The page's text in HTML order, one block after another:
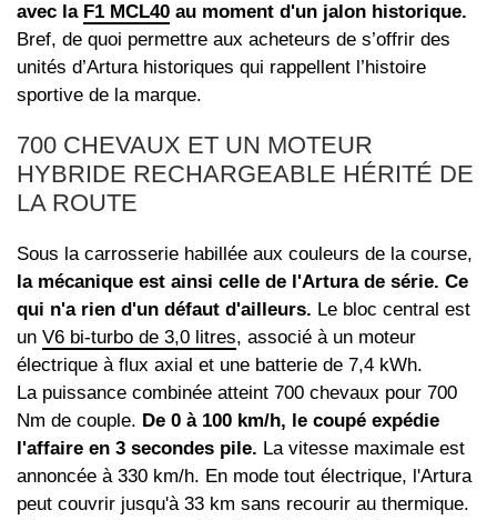
avec la F1 MCL40 au moment d'un jalon historique.
Bref, de quoi permettre aux acheteurs de s’offrir des
unités d’Artura historiques qui rappellent l’histoire
sportive de la marque.
700 CHEVAUX ET UN MOTEUR
HYBRIDE RECHARGEABLE HÉRITÉ DE
LA ROUTE
Sous la carrosserie habillée aux couleurs de la course,
la mécanique est ainsi celle de l'Artura de série. Ce
qui n'a rien d'un défaut d'ailleurs. Le bloc central est
un V6 bi-turbo de 3,0 litres, associé à un moteur
électrique à flux axial et une batterie de 7,4 kWh.
La puissance combinée atteint 700 chevaux pour 700
Nm de couple. De 0 à 100 km/h, le coupé expédie
l'affaire en 3 secondes pile. La vitesse maximale est
annoncée à 330 km/h. En mode tout électrique, l'Artura
peut couvrir jusqu'à 33 km sans recourir au thermique.